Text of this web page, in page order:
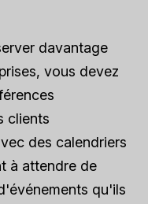
davantage
vous devez
clients
des calendriers
à attendre de
qu'ils